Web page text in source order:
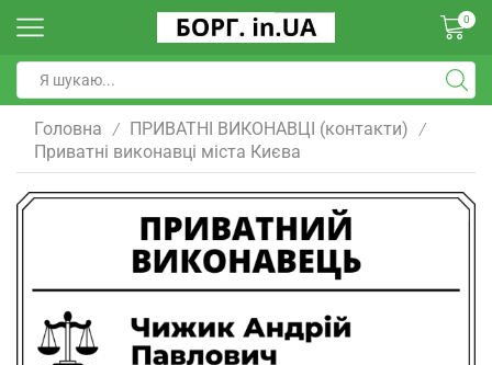
0
Головна / ПРИВАТНІ ВИКОНАВЦІ (контакти) /
Приватні виконавці міста Києва